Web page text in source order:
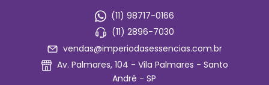
(11) 98717-0166
(11) 2896-7030
vendas@imperiodasessencias.com.br
Av. Palmares, 104 - Vila Palmares - Santo
André - SP